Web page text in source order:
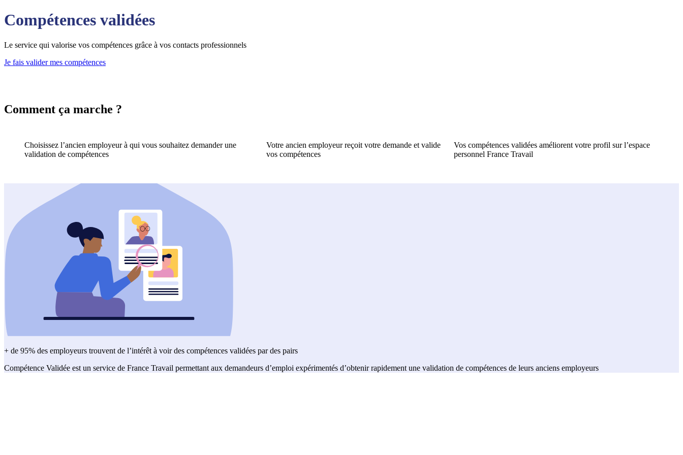
Compétences validées
Le service qui valorise vos compétences grâce à vos contacts professionnels
Je fais valider mes compétences
Comment ça marche ?
Choisissez l’ancien employeur à qui vous souhaitez demander une
validation de compétences
Votre ancien employeur reçoit votre demande et valide
vos compétences
Vos compétences validées améliorent votre profil sur l’espace
personnel France Travail
+ de 95% des employeurs trouvent de l’intérêt à voir des compétences validées par des pairs
Compétence Validée est un service de France Travail permettant aux demandeurs d’emploi expérimentés d’obtenir rapidement une validation de compétences de leurs anciens employeurs